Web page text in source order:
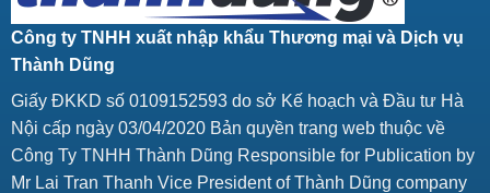
Công ty TNHH xuất nhập khẩu Thương mại và Dịch vụ
Thành Dũng
Giấy ĐKKD số 0109152593 do sở Kế hoạch và Đầu tư Hà
Nội cấp ngày 03/04/2020 Bản quyền trang web thuộc về
Công Ty TNHH Thành Dũng Responsible for Publication by
Mr Lai Tran Thanh Vice President of Thành Dũng company